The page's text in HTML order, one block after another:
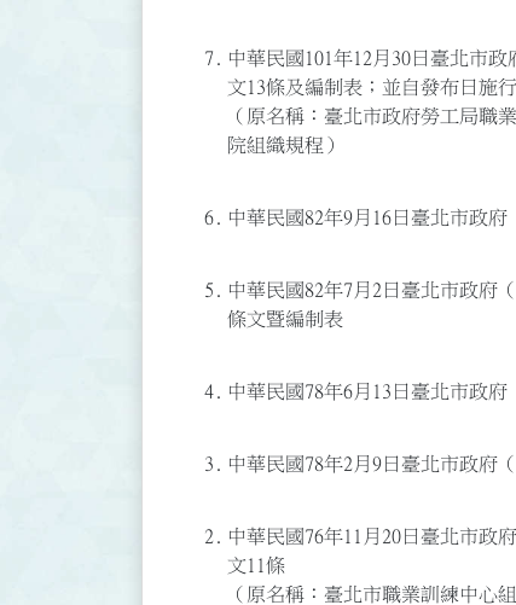
7.
中華民國101年12月30日臺北市
文13條及編制表；並自發布日施行
（原名稱：臺北市政府勞工局職
院組織規程）
6. 中華民國82年9月16日臺北市政
5.
中華民國82年7月2日臺北市政府
條文暨編制表
4. 中華民國78年6月13日臺北市政
3. 中華民國78年2月9日臺北市政府
2.
中華民國76年11月20日臺北市政
文11條
（原名稱：臺北市職業訓練中心